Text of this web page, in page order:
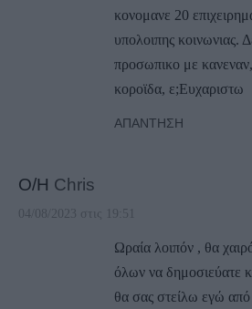
κονομανε 20
υπολοιπης κοινωνιας.
προσωπικο με
κοροϊδα, ε;Ευχαριστω
ΑΠΆΝΤΗΣΗ
Ο/Η Chris
04/08/2023 στις 19:51
Ωραία λοιπόν , θα
όλων να δημοσιεύατε
θα σας στείλω εγώ από